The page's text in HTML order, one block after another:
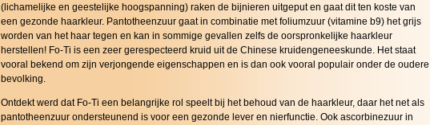
(lichamelijke en geestelijke hoogspanning) raken de bijnieren uitgeput en gaat dit ten koste van
een gezonde haarkleur. Pantotheenzuur gaat in combinatie met foliumzuur (vitamine b9) het grijs
worden van het haar tegen en kan in sommige gevallen zelfs de oorspronkelijke haarkleur
herstellen! Fo-Ti is een zeer gerespecteerd kruid uit de Chinese kruidengeneeskunde. Het staat
vooral bekend om zijn verjongende eigenschappen en is dan ook vooral populair onder de oudere
bevolking.
Ontdekt werd dat Fo-Ti een belangrijke rol speelt bij het behoud van de haarkleur, daar het net als
pantotheenzuur ondersteunend is voor een gezonde lever en nierfunctie. Ook ascorbinezuur in